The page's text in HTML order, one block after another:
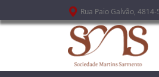
Passar para o conteúdo principal
Rua Paio Galvão,